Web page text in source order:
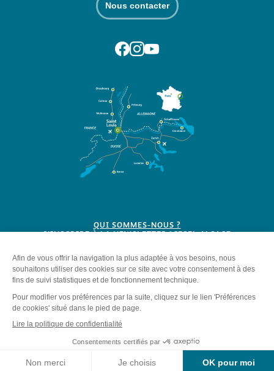
Nous contacter
Suivez-nous sur Facebook
Suivez-nous sur Instagram
Suivez-nous sur Youtube
QUI SOMMES-NOUS ?
S'INSCRIRE À LA NEWSLETTER LIESEL ALSACE
Plan du site - Mentions légales - Politique de confidentialité -
Éditer mes cookies - Made with
Ce site est protégé par reCAPTCHA. Les règles de confidentialité
de Google s'appliquent.